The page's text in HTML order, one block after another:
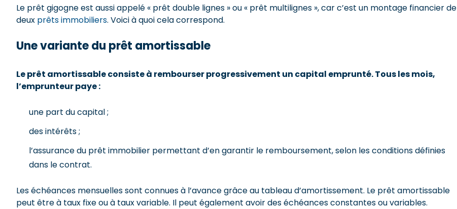
Le prêt gigogne est aussi appelé « prêt double lignes » ou « prêt multilignes », car c’est un montage financier de
deux prêts immobiliers. Voici à quoi cela correspond.
Une variante du prêt amortissable
Le prêt amortissable consiste à rembourser progressivement un capital emprunté. Tous les mois,
l’emprunteur paye :
une part du capital ;
des intérêts ;
l’assurance du prêt immobilier permettant d’en garantir le remboursement, selon les conditions définies
dans le contrat.
Les échéances mensuelles sont connues à l’avance grâce au tableau d’amortissement. Le prêt amortissable
peut être à taux fixe ou à taux variable. Il peut également avoir des échéances constantes ou variables.